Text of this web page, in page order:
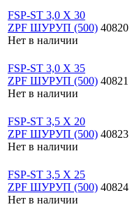
FSP-ST 3,0 X 30
ZPF ШУРУП (500)
Нет в наличии
40820
FSP-ST 3,0 X 35
ZPF ШУРУП (500)
Нет в наличии
40821
FSP-ST 3,5 X 20
ZPF ШУРУП (500)
Нет в наличии
40823
FSP-ST 3,5 X 25
ZPF ШУРУП (500)
Нет в наличии
40824